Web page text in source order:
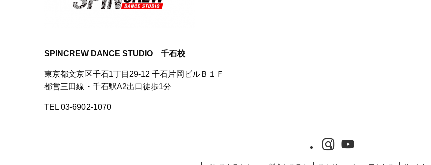
SPINCREW DANCE STUDIO 千石校
東京都文京区千石1丁目29-12 千石片岡ビルＢ１Ｆ
都営三田線・千石駅A2出口徒歩1分
TEL 03-6902-1070